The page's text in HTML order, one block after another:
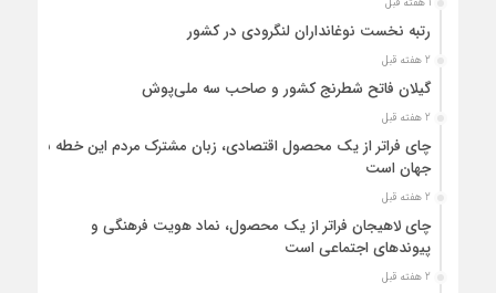
رتبه نخست نوغانداران لنگرودی در کشور
2 هفته قبل
گیلان فاتح شطرنج کشور و صاحب سه ملی‌پوش
2 هفته قبل
چای فراتر از یک محصول اقتصادی، زبان مشترک مردم این خطه با
جهان است
2 هفته قبل
چای لاهیجان فراتر از یک محصول، نماد هویت فرهنگی و
پیوندهای اجتماعی است
2 هفته قبل